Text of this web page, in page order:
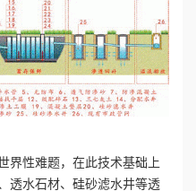
界性难题，在此技术基础上
透水石材、硅砂滤水井等透